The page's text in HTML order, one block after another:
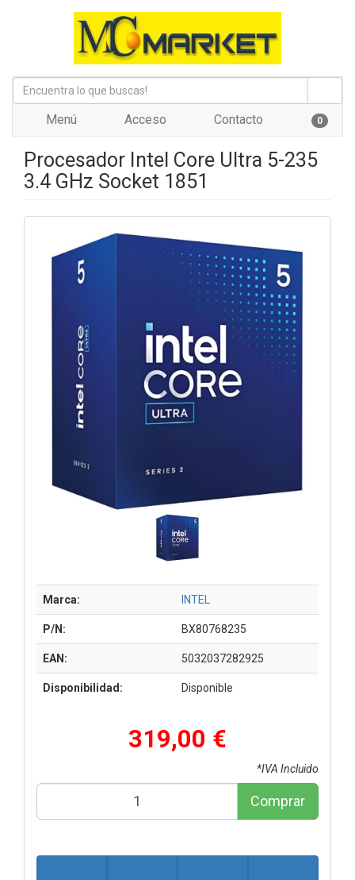
Menú Acceso Contacto 0
Procesador Intel Core Ultra 5-235
3.4 GHz Socket 1851
Marca: INTEL
P/N: BX80768235
EAN: 5032037282925
Disponibilidad: Disponible
319,00 €
*IVA Incluido
Comprar